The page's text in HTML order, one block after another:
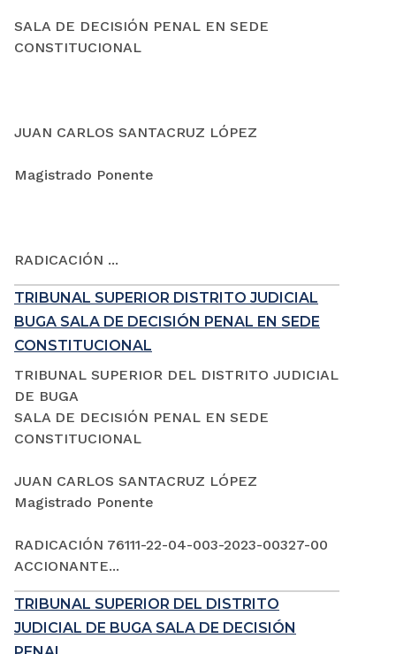
SALA DE DECISIÓN PENAL EN SEDE
CONSTITUCIONAL
JUAN CARLOS SANTACRUZ LÓPEZ
Magistrado Ponente
RADICACIÓN ...
TRIBUNAL SUPERIOR DISTRITO JUDICIAL
BUGA SALA DE DECISIÓN PENAL EN SEDE
CONSTITUCIONAL
TRIBUNAL SUPERIOR DEL DISTRITO JUDICIAL
DE BUGA
SALA DE DECISIÓN PENAL EN SEDE
CONSTITUCIONAL
JUAN CARLOS SANTACRUZ LÓPEZ
Magistrado Ponente
RADICACIÓN 76111-22-04-003-2023-00327-00
ACCIONANTE...
TRIBUNAL SUPERIOR DEL DISTRITO
JUDICIAL DE BUGA SALA DE DECISIÓN